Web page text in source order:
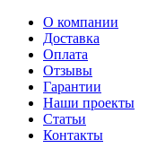
Перейти
содержимому
О компании
Доставка
Оплата
Отзывы
Гарантии
Наши проекты
Статьи
Контакты